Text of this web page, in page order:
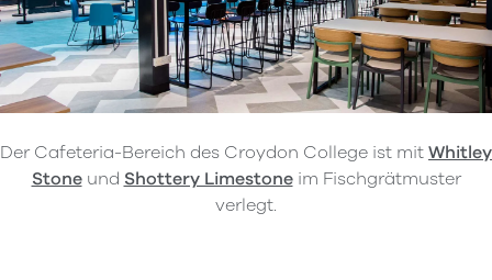
Der Cafeteria-Bereich des Croydon College ist mitWhitley
Stoneund Shottery Limestoneim Fischgrätmuster
verlegt.